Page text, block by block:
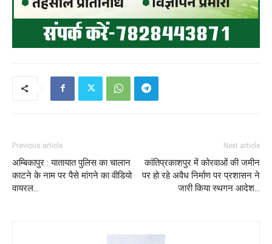
Previous article
अम्बिकापुर : यातायात पुलिस का चालान
काटने के नाम पर पैसे मांगने का वीडियो
वायरल…
Next article
कांतिप्रकाशपुर में कोरवाओं की जमीन
पर हो रहे अवैध निर्माण पर प्रशासन ने
जारी किया स्थगन आदेश…